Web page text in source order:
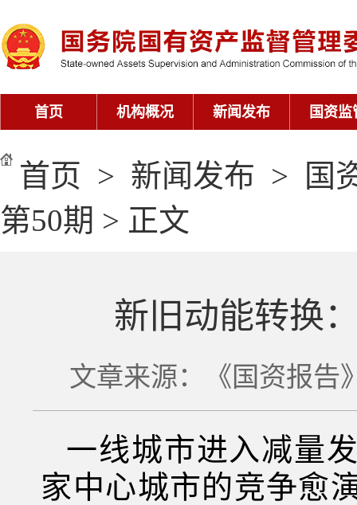
首页 > 新闻发布 >
国
第50期 > 正文
新旧动能转换
文章来源：《国资报
一线城市进入减量
家中心城市的竞争愈